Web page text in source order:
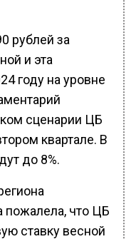
рублей за
и эта
году на уровне
сценарии ЦБ
квартале. В
до 8%.
пожалела, что ЦБ
ставку весной